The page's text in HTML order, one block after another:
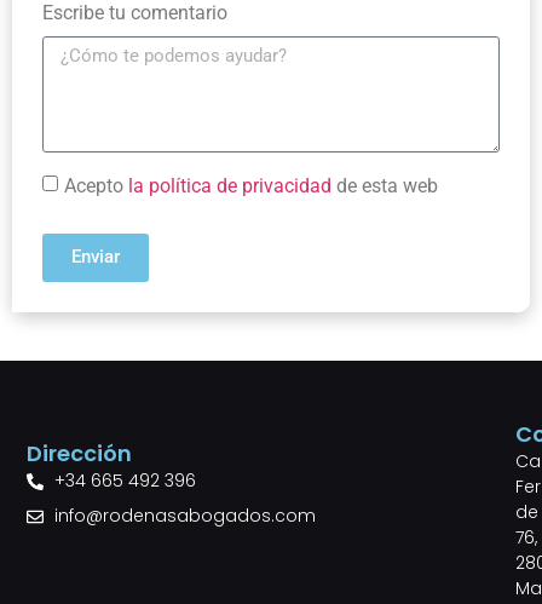
Escribe tu comentario
Acepto la política de privacidad de esta web
Enviar
de
76,
Dirección
+34 665 492 396
info@rodenasabogados.com